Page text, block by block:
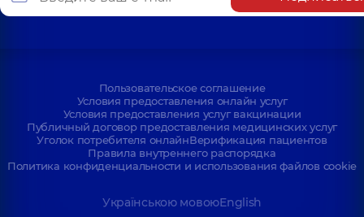
Пользовательское соглашение
Условия предоставления онлайн услуг
Условия предоставления услуг вакцинации
Публичный договор предоставления медицинских услуг
Уголок потребителя онлайнВерификация пациентов
Правила внутреннего распорядка
Политика конфиденциальности и использования файлов cookie
Українською мовоюEnglish